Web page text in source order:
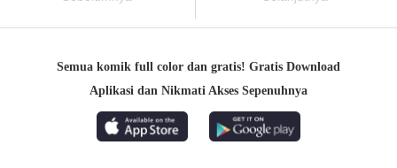
Semua komik full color dan gratis! Gratis Download
Aplikasi dan Nikmati Akses Sepenuhnya